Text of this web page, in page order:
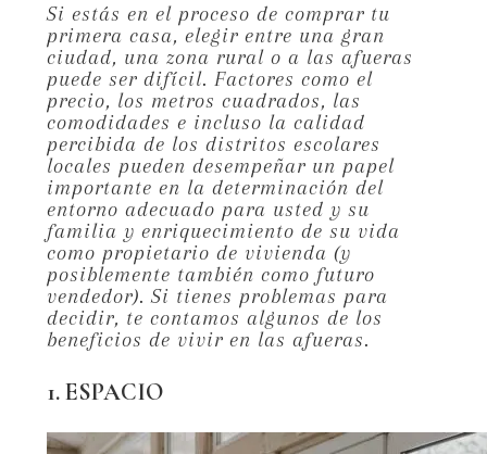
Si estás en el proceso de comprar tu
primera casa, elegir entre una gran
ciudad, una zona rural o a las afueras
puede ser difícil. Factores como el
precio, los metros cuadrados, las
comodidades e incluso la calidad
percibida de los distritos escolares
locales pueden desempeñar un papel
importante en la determinación del
entorno adecuado para usted y su
familia y enriquecimiento de su vida
como propietario de vivienda (y
posiblemente también como futuro
vendedor). Si tienes problemas para
decidir, te contamos algunos de los
beneficios de vivir en las afueras.
1. ESPACIO